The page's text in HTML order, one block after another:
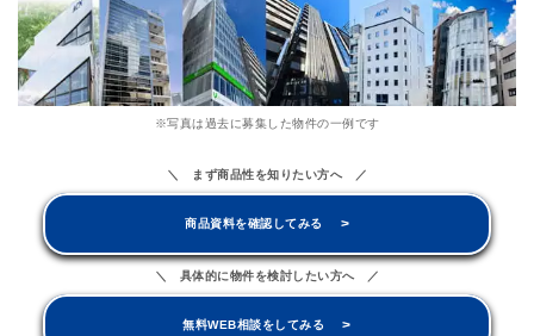
※写真は過去に募集した物件の一例です
＼ まず商品性を知りたい方へ ／
商品資料を確認してみる >
＼ 具体的に物件を検討したい方へ ／
無料WEB相談をしてみる >